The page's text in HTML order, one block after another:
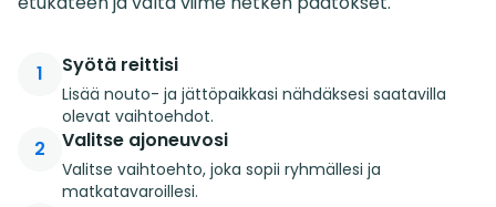
1 Syötä reittisi
Lisää nouto- ja jättöpaikkasi nähdäksesi saatavilla
olevat vaihtoehdot.
2 Valitse ajoneuvosi
Valitse vaihtoehto, joka sopii ryhmällesi ja
matkatavaroillesi.